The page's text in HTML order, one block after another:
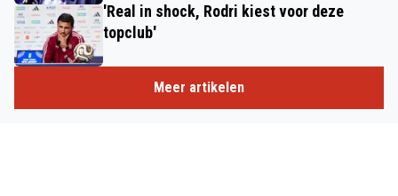
'Real in shock, Rodri kiest voor deze
topclub'
Meer artikelen